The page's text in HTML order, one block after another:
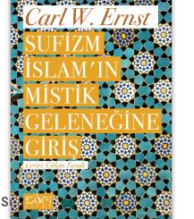
Sufizm İslamın Mistik
Geleneğine Giriş